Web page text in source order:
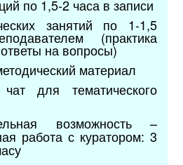
по 1,5-2 часа в записи
занятий по 1-1,5
(практика
на вопросы)
материал
для тематического
возможность –
работа с куратором: 3